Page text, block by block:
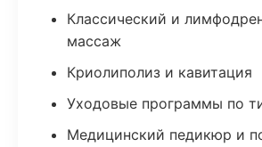
Классический и
массаж
Криолиполиз и кавитация
Уходовые программы по
Медицинский педикюр и